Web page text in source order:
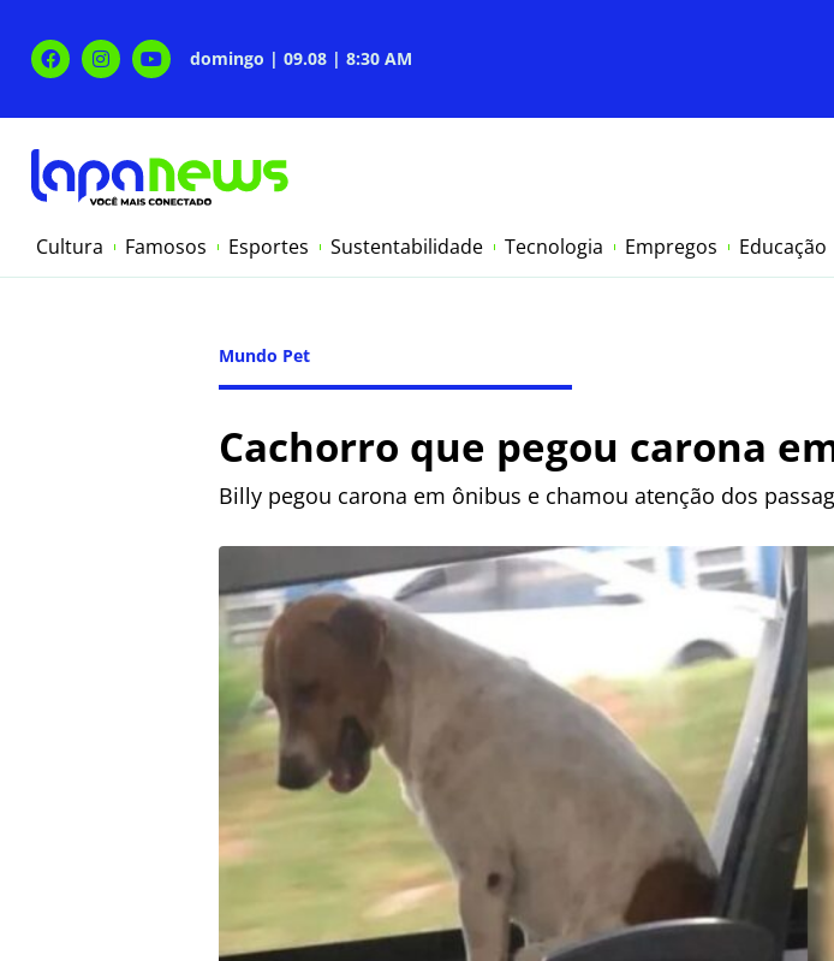
domingo | 09.08 | 8:30 AM
Cultura Famosos Esportes Sustentabilidade Tecnologia Empregos Educação
Mundo Pet
Cachorro que pegou carona
Billy pegou carona em ônibus e chamou atenção dos